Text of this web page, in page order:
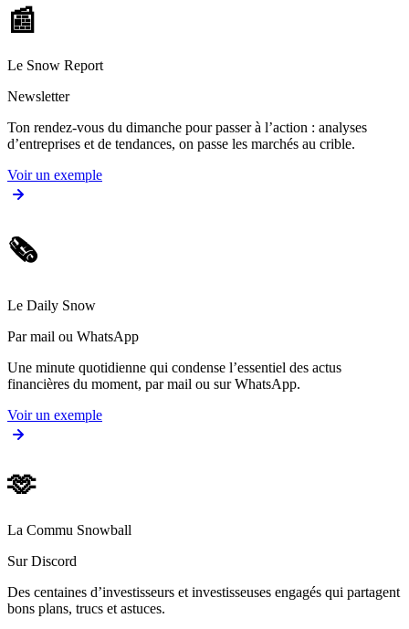
📰
Le Snow Report
Newsletter
Ton rendez-vous du dimanche pour passer à l’action : analyses
d’entreprises et de tendances, on passe les marchés au crible.
Voir un exemple
🗞️
Le Daily Snow
Par mail ou WhatsApp
Une minute quotidienne qui condense l’essentiel des actus
financières du moment, par mail ou sur WhatsApp.
Voir un exemple
🫶
La Commu Snowball
Sur Discord
Des centaines d’investisseurs et investisseuses engagés qui partagent
bons plans, trucs et astuces.